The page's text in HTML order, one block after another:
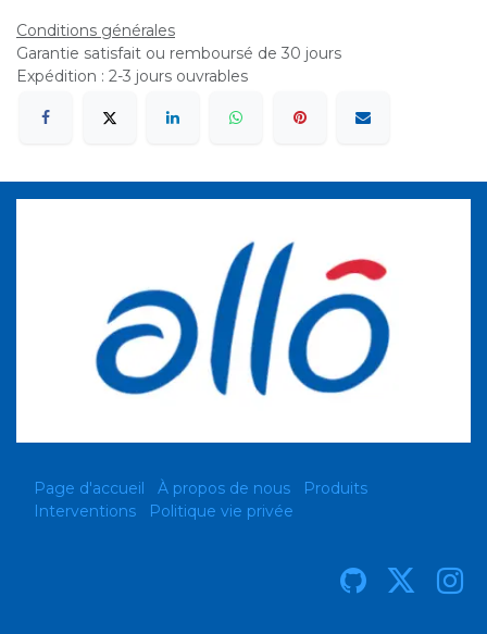
Conditions générales
Garantie satisfait ou remboursé de 30 jours
Expédition : 2-3 jours ouvrables
Page d'accueil À propos de nous
Produits
Interventions
Politique vie privée